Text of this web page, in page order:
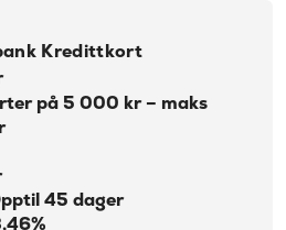
Kredittkort
på 5 000 kr – maks
45 dager